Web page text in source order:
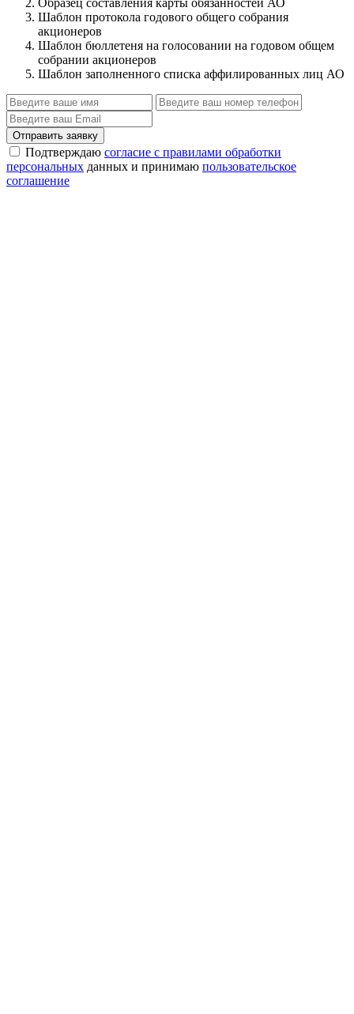
Шаблон протокола годового общего собрания
акционеров
Шаблон бюллетеня на голосовании на годовом общем
собрании акционеров
Шаблон заполненного списка аффилированных лиц АО
Отправить заявку
Подтверждаю согласие с правилами обработки
персональных данных и принимаю пользовательское
соглашение